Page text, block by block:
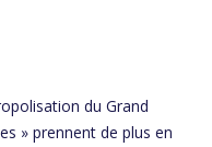
du Grand
» prennent de plus en